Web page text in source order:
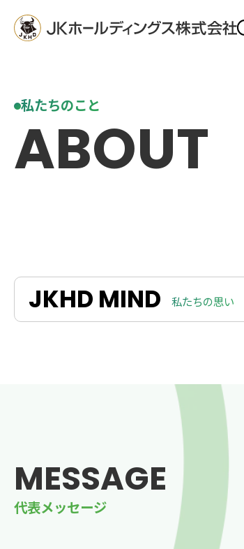
私たちのこと
ABOUT
JKHD MIND 私たちの思い
MESSAGE
代表メッセージ